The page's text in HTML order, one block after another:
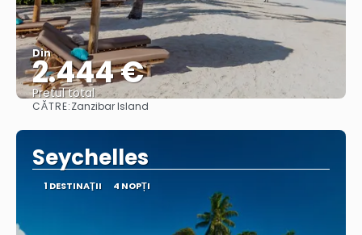
Din
2.444 €
Pretul total
CĂTRE:Zanzibar Island
Seychelles
1 DESTINAŢII 4 NOPȚI